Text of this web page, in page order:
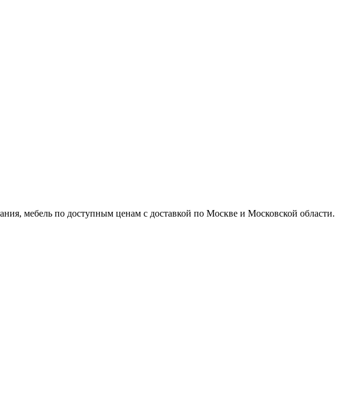
мебель по доступным ценам с доставкой по Москве и Московской области.